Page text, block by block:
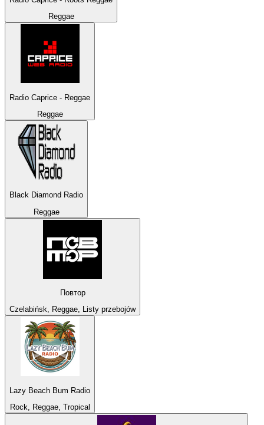
Reggae
Radio Caprice - Reggae
Reggae
Black Diamond Radio
Reggae
Повтор
Czelabińsk, Reggae, Listy przebojów
Lazy Beach Bum Radio
Rock, Reggae, Tropical